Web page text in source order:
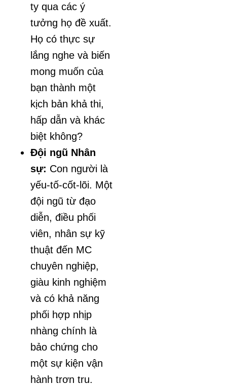
ty qua các ý
tưởng họ đề xuất.
Họ có thực sự
lắng nghe và biến
mong muốn của
bạn thành một
kịch bản khả thi,
hấp dẫn và khác
biệt không?
Đội ngũ Nhân
sự: Con người là
yếu-tố-cốt-lõi. Một
đội ngũ từ đạo
diễn, điều phối
viên, nhân sự kỹ
thuật đến MC
chuyên nghiệp,
giàu kinh nghiệm
và có khả năng
phối hợp nhịp
nhàng chính là
bảo chứng cho
một sự kiện vận
hành trơn tru.